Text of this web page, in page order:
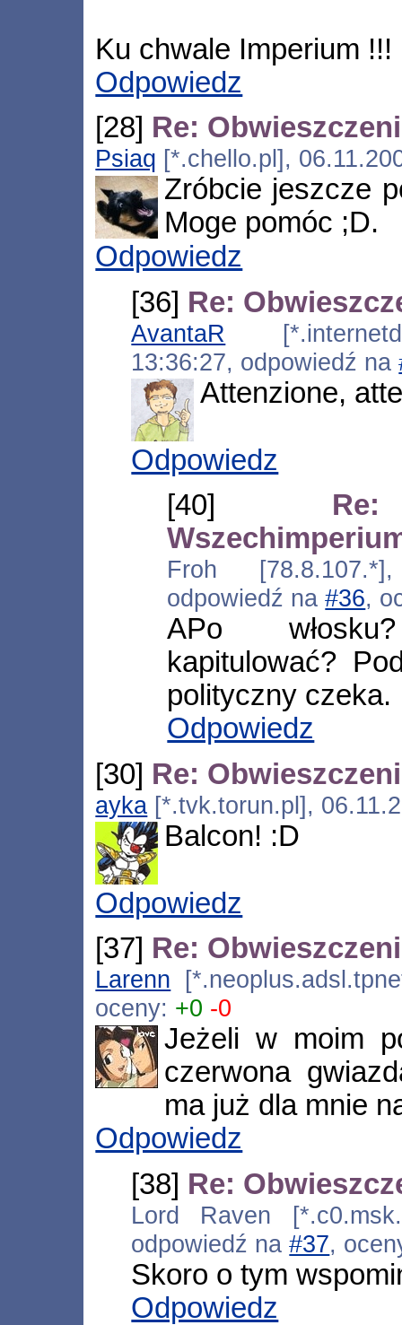
Ku chwale Imperium !!!
Odpowiedz
[28] Re:
Psiaq [*.chello.pl],
Zróbcie jeszcze
Moge pomóc ;D.
Odpowiedz
[36] Re:
AvantaR
13:36:27, odpowiedź na
Attenzione,
Odpowiedz
[40]
Froh
odpowiedź na#36,
APo
kapitulować?
polityczny czeka.
Odpowiedz
[30] Re:
ayka [*.tvk.torun.pl],
Balcon! :D
Odpowiedz
[37] Re:
Larenn
oceny: +0 -0
Jeżeli w moim
czerwona
ma już dla mnie
Odpowiedz
[38] Re:
Lord Raven
odpowiedź na#37,
Skoro o tym
Odpowiedz